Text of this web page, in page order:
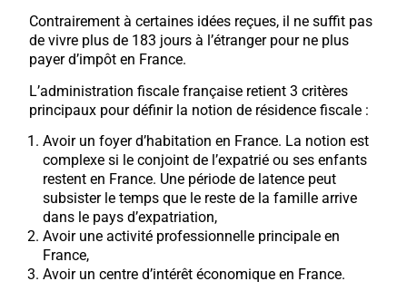
Contrairement à certaines idées reçues, il ne suffit pas
de vivre plus de 183 jours à l’étranger pour ne plus
payer d’impôt en France.
L’administration fiscale française retient 3 critères
principaux pour définir la notion de résidence fiscale :
Avoir un foyer d’habitation en France. La notion est
complexe si le conjoint de l’expatrié ou ses enfants
restent en France. Une période de latence peut
subsister le temps que le reste de la famille arrive
dans le pays d’expatriation,
Avoir une activité professionnelle principale en
France,
Avoir un centre d’intérêt économique en France.